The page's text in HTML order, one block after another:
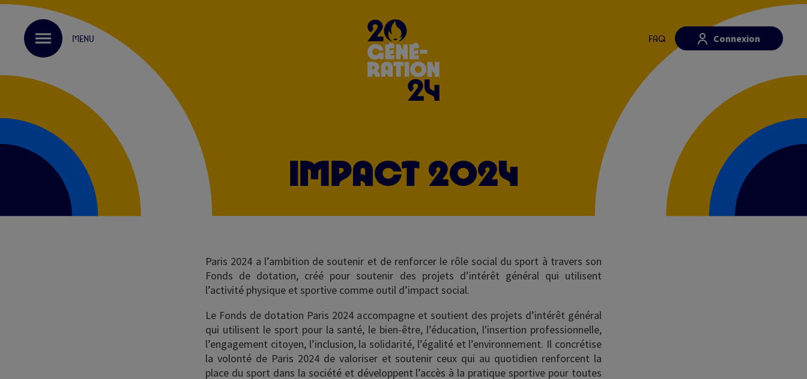
Skip
content
MENU FAQ Connexion
IMPACT 2024
Paris 2024 a l’ambition de soutenir et de renforcer le rôle social du sport à travers son
Fonds de dotation, créé pour soutenir des projets d’intérêt général qui utilisent
l’activité physique et sportive comme outil d’impact social.
Le Fonds de dotation Paris 2024 accompagne et soutient des projets d’intérêt général
qui utilisent le sport pour la santé, le bien-être, l’éducation, l'insertion professionnelle,
l’engagement citoyen, l’inclusion, la solidarité, l’égalité et l’environnement. Il concrétise
la volonté de Paris 2024 de valoriser et soutenir ceux qui au quotidien renforcent la
place du sport dans la société et développent l’accès à la pratique sportive pour toutes
Paramétrer les cookies